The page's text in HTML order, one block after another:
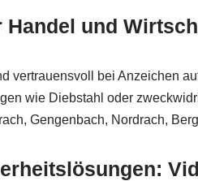
Handel und
vertrauensvoll bei Anzeichen
wie Diebstahl oder
Gengenbach, Nordrach,